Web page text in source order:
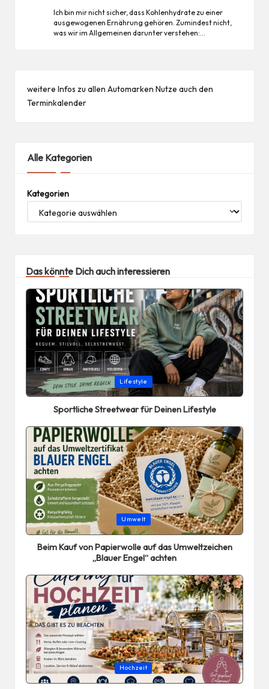
Ich bin mir nicht sicher, dass Kohlenhydrate zu einer
ausgewogenen Ernährung gehören. Zumindest nicht,
was wir im Allgemeinen darunter verstehen:…
weitere Infos zu allen Automarken Nutze auch den
Terminkalender
Alle Kategorien
Kategorien
Das könnte Dich auch interessieren
Posted
in
Lifestyle
Sportliche Streetwear für Deinen Lifestyle
Posted
in
Umwelt
Beim Kauf von Papierwolle auf das Umweltzeichen
„Blauer Engel“ achten
Posted
in
Hochzeit